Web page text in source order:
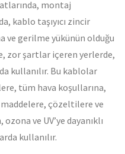
montaj
kablo taşıyıcı zincir
gerilme yükünün olduğu
zor şartlar içeren yerlerde,
kullanılır. Bu kablolar
tüm hava koşullarına,
çözeltilere ve
ve UV’ye dayanıklı
kullanılır.